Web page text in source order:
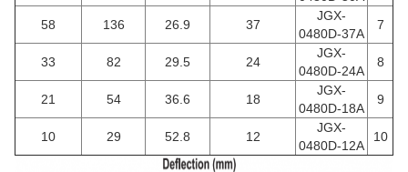
7
JGX-
0480D-37A
37
26.9
136
58
8
JGX-
0480D-24A
24
29.5
82
33
9
JGX-
0480D-18A
18
36.6
54
21
10
JGX-
0480D-12A
12
52.8
29
10